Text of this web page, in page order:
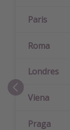
Paris
Roma
Londres
Viena
Praga